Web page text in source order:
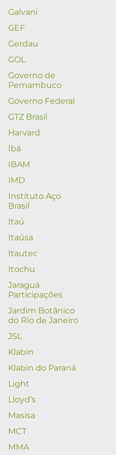
Galvani
GEF
Gerdau
GOL
Governo de
Pernambuco
Governo Federal
GTZ Brasil
Harvard
Ibá
IBAM
IMD
Instituto Aço
Brasil
Itaú
Itaúsa
Itautec
Itochu
Jaraguá
Participações
Jardim Botânico
do Rio de Janeiro
JSL
Klabin
Klabin do Paraná
Light
Lloyd’s
Masisa
MCT
MMA